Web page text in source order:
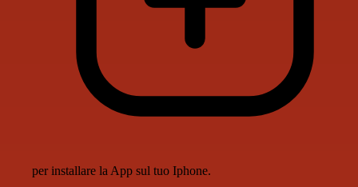
per installare la App sul tuo Iphone.